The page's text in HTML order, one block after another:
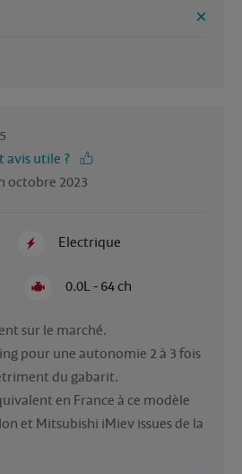
avis utile ?
octobre 2023
Electrique
0.0L - 64 ch
sur le marché.
pour une autonomie 2 à 3 fois
du gabarit.
en France à ce modèle
et Mitsubishi iMiev issues de la